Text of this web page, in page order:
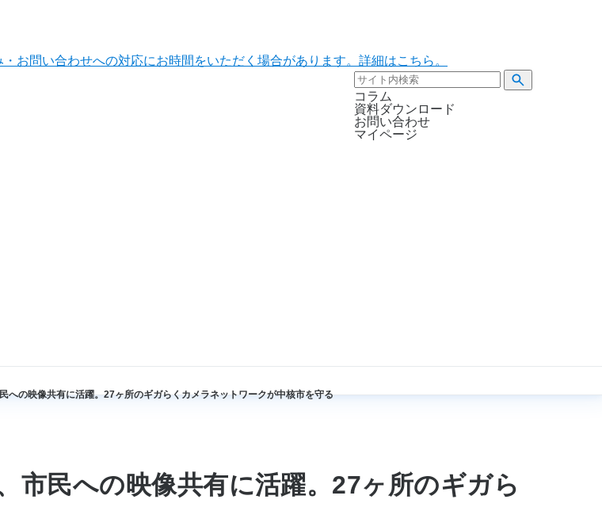
お問い合わせへの対応にお時間をいただく場合があります。詳細はこちら。
コラム
資料ダウンロード
お問い合わせ
マイページ
への映像共有に活躍。27ヶ所のギガらくカメラネットワークが中核市を守る
市民への映像共有に活躍。27ヶ所のギガら